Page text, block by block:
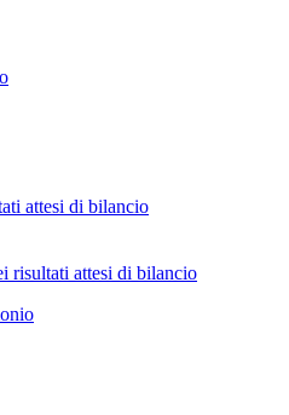
attesi di bilancio
risultati attesi di bilancio